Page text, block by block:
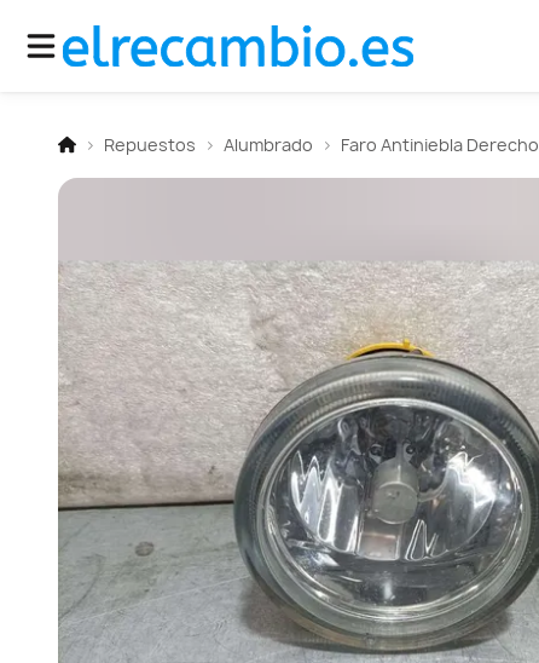
Repuestos Alumbrado Faro Antiniebla Derecho